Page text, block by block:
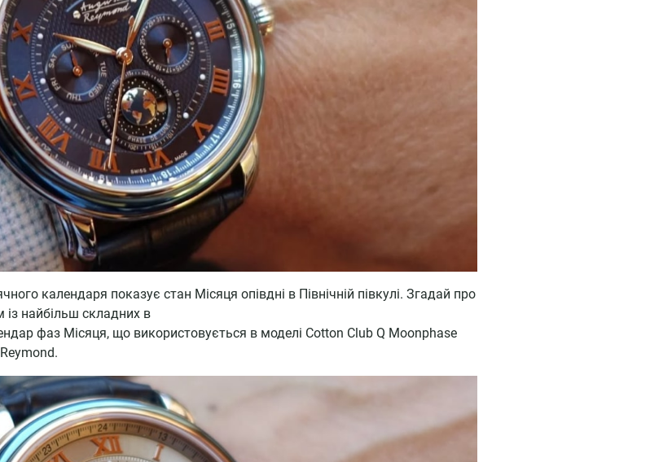
календаря показує стан Місяця опівдні в Північній півкулі. Згадай про
найбільш складних в
фаз Місяця, що використовується в моделі Cotton Club Q Moonphase